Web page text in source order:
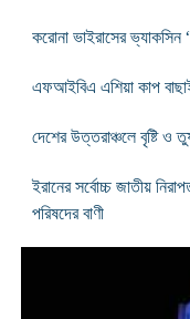
করোনা ভাইরাসের ভ্যাকসিন
এফআইবিএ এশিয়া কাপ
দেশের উত্তরাঞ্চলে বৃষ্টি ও
ইরানের সর্বোচ্চ জাতীয়
পরিষদের বাণী